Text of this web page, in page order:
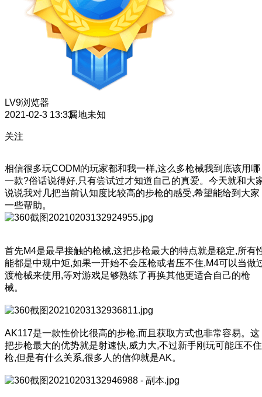
LV9浏览器
2021-02-3 13:33属地未知
关注
相信很多玩CODM的玩家都和我一样,这么多枪械我到底该用哪
一款?俗话说得好,只有尝试过才知道自己的真爱。今天就和大
说说我对几把当前认知度比较高的步枪的感受,希望能给到大家
一些帮助。
首先M4是最早接触的枪械,这把步枪最大的特点就是稳定,所有
能都是中规中矩,如果一开始不会压枪或者压不住,M4可以当做
渡枪械来使用,等对游戏足够熟练了再换其他更适合自己的枪
械。
AK117是一款性价比很高的步枪,而且获取方式也非常容易。这
把步枪最大的优势就是射速快,威力大,不过新手刚玩可能压不住
枪,但是有什么关系,很多人的信仰就是AK。